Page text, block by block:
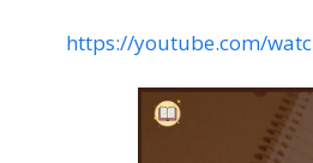
https://youtube.com/